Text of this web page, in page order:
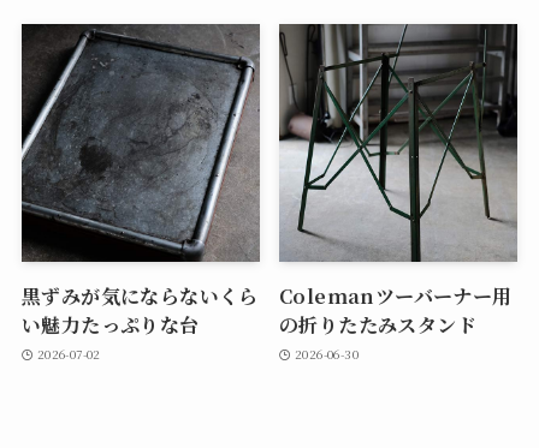
黒ずみが気にならないくら
い魅力たっぷりな台
2026-07-02
Colemanツーバーナー用
の折りたたみスタンド
2026-06-30